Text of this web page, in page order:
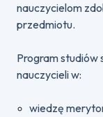
nauczycielom
przedmiotu.
Program studiów
nauczycieli w:
wiedzę